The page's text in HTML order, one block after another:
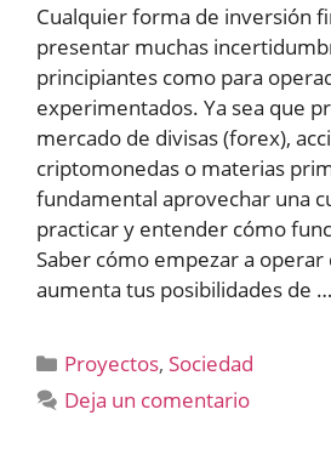
Cualquier forma de inversión
presentar muchas
principiantes como para
experimentados. Ya sea que
mercado de divisas (forex),
criptomonedas o materias
fundamental aprovechar una
practicar y entender cómo
Saber cómo empezar a
aumenta tus posibilidades de …
Categorías
Proyectos, Sociedad
Deja un comentario